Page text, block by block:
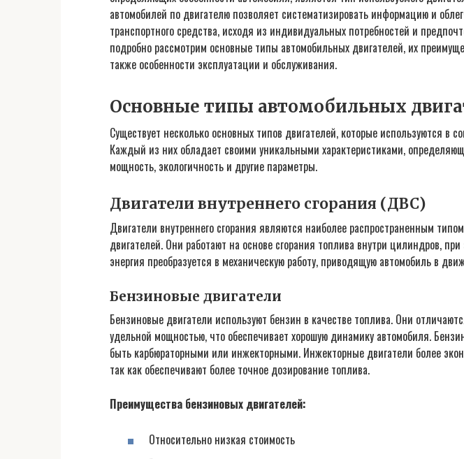
автомобилей по двигателю позволяет систематизировать информацию и
транспортного средства, исходя из индивидуальных потребностей и
подробно рассмотрим основные типы автомобильных двигателей, их
также особенности эксплуатации и обслуживания.
Основные типы автомобильных
Существует несколько основных типов двигателей, которые используются в
Каждый из них обладает своими уникальными характеристиками,
мощность, экологичность и другие параметры.
Двигатели внутреннего сгорания (ДВС)
Двигатели внутреннего сгорания являются наиболее распространенным
двигателей. Они работают на основе сгорания топлива внутри цилиндров,
энергия преобразуется в механическую работу, приводящую автомобиль в
Бензиновые двигатели
Бензиновые двигатели используют бензин в качестве топлива. Они
удельной мощностью, что обеспечивает хорошую динамику автомобиля.
быть карбюраторными или инжекторными. Инжекторные двигатели более
так как обеспечивают более точное дозирование топлива.
Преимущества бензиновых двигателей:
Относительно низкая стоимость